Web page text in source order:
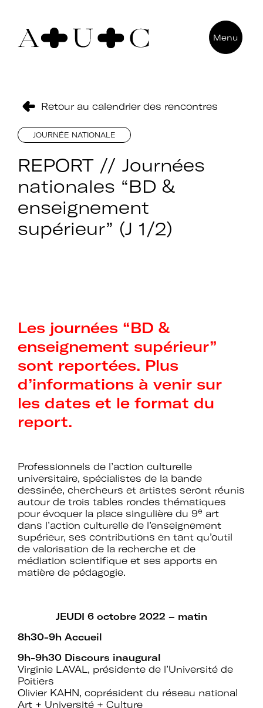
Pour nous contacter
92000 Nanterre
Rejoignez le réseau A+U+C
Téléchargez le bulletin
d'adhésion
Menu
Retour au calendrier des rencontres
JOURNÉE NATIONALE
REPORT // Journées
nationales “BD &
enseignement
supérieur” (J 1/2)
Les journées “BD &
enseignement supérieur”
sont reportées. Plus
d’informations à venir sur
les dates et le format du
report.
Professionnels de l’action culturelle
universitaire, spécialistes de la bande
dessinée, chercheurs et artistes seront réunis
autour de trois tables rondes thématiques
pour évoquer la place singulière du 9e art
dans l’action culturelle de l’enseignement
supérieur, ses contributions en tant qu’outil
de valorisation de la recherche et de
médiation scientifique et ses apports en
matière de pédagogie.
JEUDI 6 octobre 2022 – matin
8h30-9h Accueil
9h-9h30 Discours inaugural
Virginie LAVAL, présidente de l’Université de
Poitiers
Olivier KAHN, coprésident du réseau national
Art + Université + Culture